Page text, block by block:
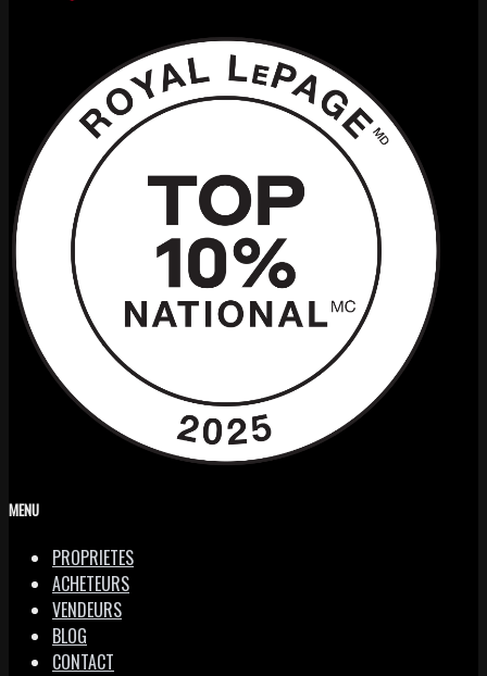
MENU
PROPRIETES
ACHETEURS
VENDEURS
BLOG
CONTACT